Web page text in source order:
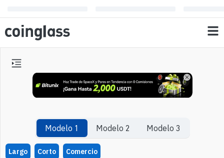
Modelo 1 Modelo 2 Modelo 3
Largo Corto Comercio